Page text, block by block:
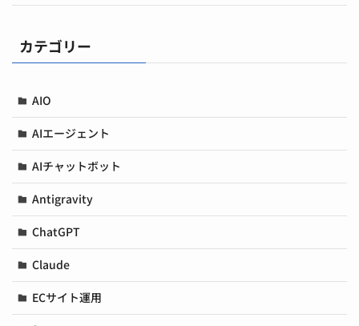
カテゴリー
AIO
AIエージェント
AIチャットボット
Antigravity
ChatGPT
Claude
ECサイト運用